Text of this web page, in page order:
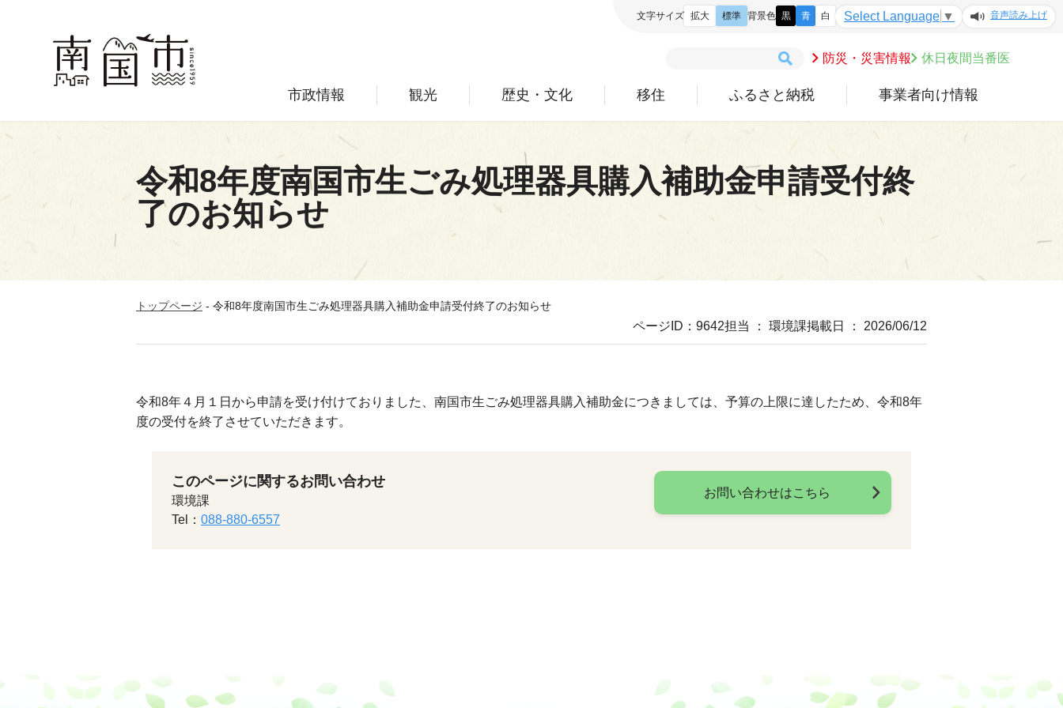
防災・災害情報 休日夜間当番医
市政情報 観光 歴史・文化 移住 ふるさと納税 事業者向け情報
文字サイズ 拡大 標準 背景色 黒 青 白 Select Language ▼ 音声読み上げ
令和8年度南国市生ごみ処理器具購入補助金申請受付終
了のお知らせ
トップページ - 令和8年度南国市生ごみ処理器具購入補助金申請受付終了のお知らせ
ページID：9642担当 ： 環境課掲載日 ： 2026/06/12
令和8年４月１日から申請を受け付けておりました、南国市生ごみ処理器具購入補助金につきましては、予算の上限に達したため、令和8年
度の受付を終了させていただきます。
このページに関するお問い合わせ
環境課
Tel： 088-880-6557
お問い合わせはこちら